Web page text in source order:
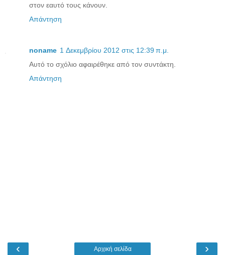
στον εαυτό τους κάνουν.
Απάντηση
noname 1 Δεκεμβρίου 2012 στις 12:39 π.μ.
Αυτό το σχόλιο αφαιρέθηκε από τον συντάκτη.
Απάντηση
‹ ›
Αρχική σελίδα